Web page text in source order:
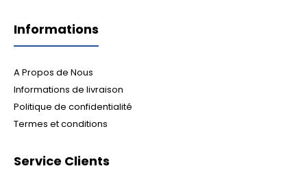
Informations
A Propos de Nous
Informations de livraison
Politique de confidentialité
Termes et conditions
Service Clients